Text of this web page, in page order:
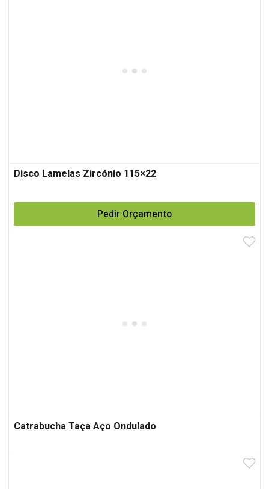
Disco Lamelas Zircónio 115×22
Pedir Orçamento
Catrabucha Taça Aço Ondulado